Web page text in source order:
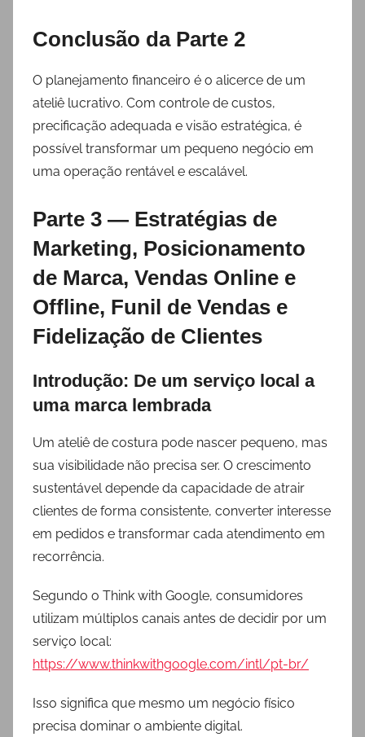
Conclusão da Parte 2
O planejamento financeiro é o alicerce de um
ateliê lucrativo. Com controle de custos,
precificação adequada e visão estratégica, é
possível transformar um pequeno negócio em
uma operação rentável e escalável.
Parte 3 — Estratégias de
Marketing, Posicionamento
de Marca, Vendas Online e
Offline, Funil de Vendas e
Fidelização de Clientes
Introdução: De um serviço local a
uma marca lembrada
Um ateliê de costura pode nascer pequeno, mas
sua visibilidade não precisa ser. O crescimento
sustentável depende da capacidade de atrair
clientes de forma consistente, converter interesse
em pedidos e transformar cada atendimento em
recorrência.
Segundo o Think with Google, consumidores
utilizam múltiplos canais antes de decidir por um
serviço local:
https://www.thinkwithgoogle.com/intl/pt-br/
Isso significa que mesmo um negócio físico
precisa dominar o ambiente digital.